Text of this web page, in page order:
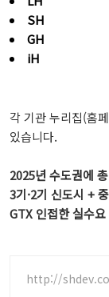
SH
GH
iH
각 기관 누리집(홈
있습니다.
2025년 수도권에
3기·2기 신도시 +
GTX 인접한 실수
http://